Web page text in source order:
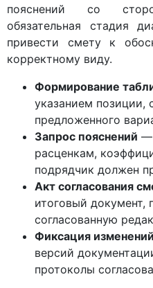
пояснений со
обязательная стадия
привести смету к
корректному виду.
Формирование
указанием позиции,
предложенного
Запрос пояснений —
расценкам,
подрядчик должен
Акт согласования
итоговый
согласованную
Фиксация изменений
версий
протоколы